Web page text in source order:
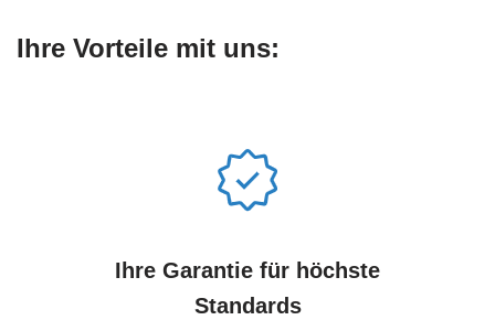
Ihre Vorteile mit uns:
Ihre Garantie für höchste
Standards